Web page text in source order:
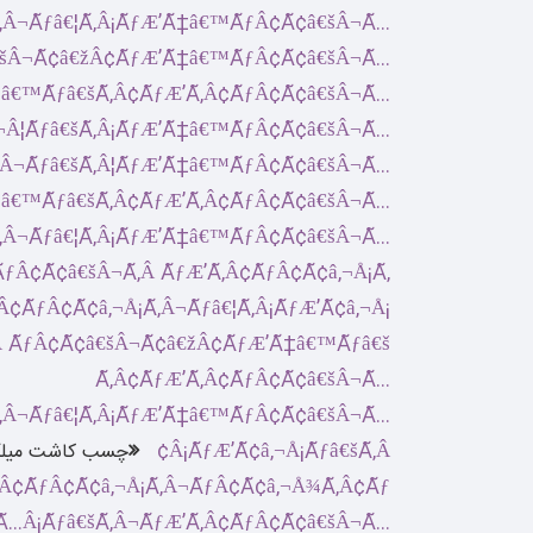
چسب کاشت